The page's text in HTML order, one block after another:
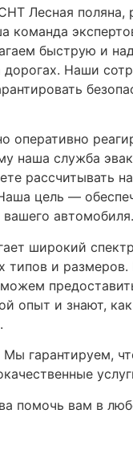
Лесная поляна,
команда
быструю и
Наши
оперативно
наша служба
рассчитывать
цель —
вашего автомобиля.
широкий
типов и
опыт и знают,
гарантируем,
помочь вам в